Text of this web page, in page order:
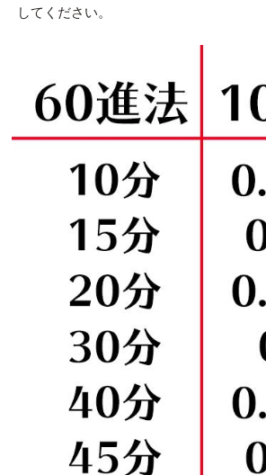
してください。